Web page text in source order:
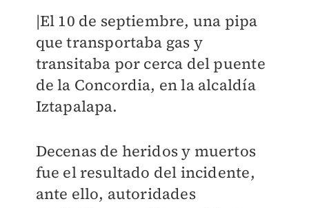
|El 10 de septiembre, una pipa
que transportaba gas y
transitaba por cerca del puente
de la Concordia, en la alcaldía
Iztapalapa.
Decenas de heridos y muertos
fue el resultado del incidente,
ante ello, autoridades